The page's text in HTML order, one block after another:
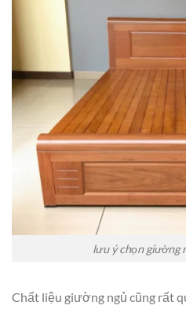
lưu ý chọn giường
Chất liệu giường ngủ cũng rất